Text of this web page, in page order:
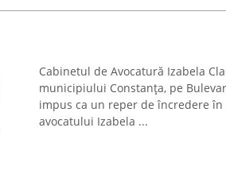
Cabinetul de Avocatură Izabela
municipiului Constanța, pe
impus ca un reper de încredere
avocatului Izabela ...